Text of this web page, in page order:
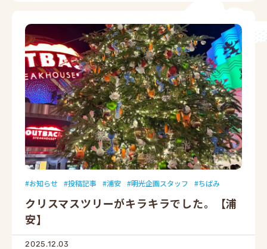
お知らせ 投稿記事 浦安 明光企画スタッフ ちばみ
クリスマスツリーがキラキラでした。【浦
安】
2025.12.03